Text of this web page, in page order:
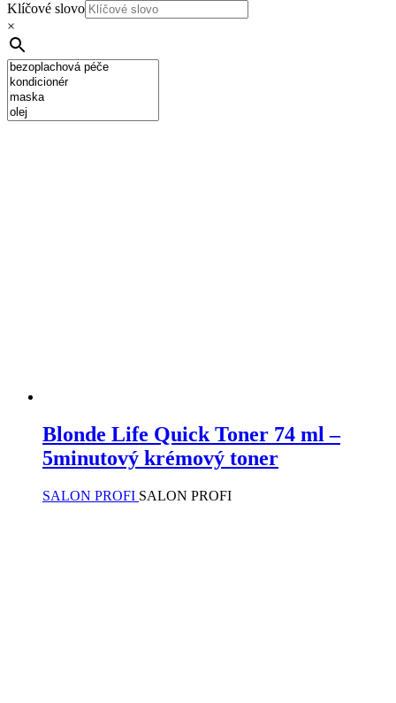
Klíčové slovo
×
Blonde Life Quick Toner 74 ml –
5minutový krémový toner
SALON PROFI SALON PROFI